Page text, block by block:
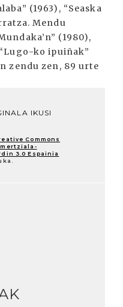
(1963), “Seaska
Mendu
(1980),
ko ipuiñak”
zendu zen, 89 urte
IKUSI
Commons
3.0 Espainia